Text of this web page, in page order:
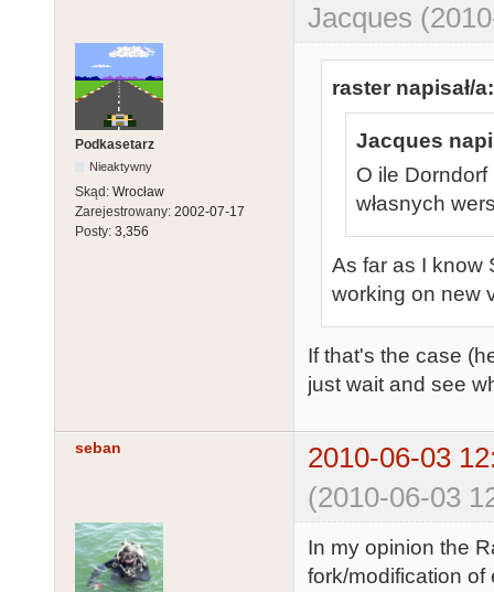
Jacques
Podkasetarz
Nieaktywny
Skąd: Wrocław
Zarejestrowany: 2002-07-17
Posty: 3,356
raster napisał/a:
Jacques
O ile
własnych
As far as I know
working on new
If that's the case
just wait and see
seban
2010-06-03
(2010-06-03
In my opinion the
fork/modification of